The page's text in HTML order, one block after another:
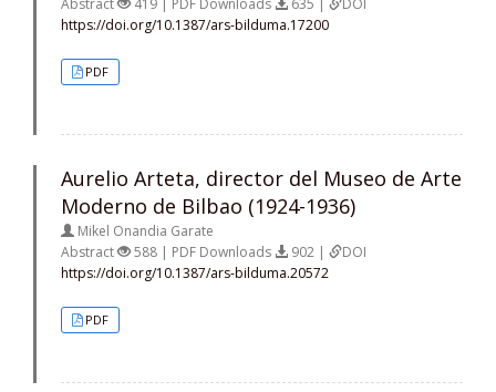
Abstract
419 | PDF Downloads 635 |
DOI
https://doi.org/10.1387/ars-bilduma.17200
PDF
Aurelio Arteta, director del Museo de Arte
Moderno de Bilbao (1924-1936)
Mikel Onandia Garate
Abstract
588 | PDF Downloads 902 |
DOI
https://doi.org/10.1387/ars-bilduma.20572
PDF